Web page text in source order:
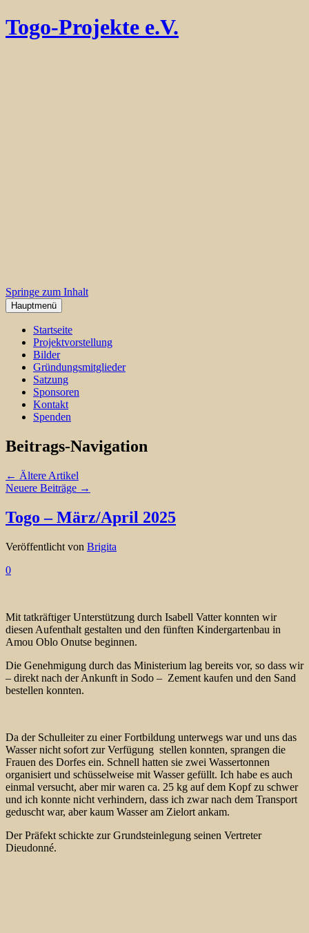
Togo-Projekte e.V.
Springe zum Inhalt
Hauptmenü
Startseite
Projektvorstellung
Bilder
Gründungsmitglieder
Satzung
Sponsoren
Kontakt
Spenden
Beitrags-Navigation
← Ältere Artikel
Neuere Beiträge →
Togo – März/April 2025
Veröffentlicht von Brigita
0
Mit tatkräftiger Unterstützung durch Isabell Vatter konnten wir
diesen Aufenthalt gestalten und den fünften Kindergartenbau in
Amou Oblo Onutse beginnen.
Die Genehmigung durch das Ministerium lag bereits vor, so dass wir
– direkt nach der Ankunft in Sodo – Zement kaufen und den Sand
bestellen konnten.
Da der Schulleiter zu einer Fortbildung unterwegs war und uns das
Wasser nicht sofort zur Verfügung stellen konnten, sprangen die
Frauen des Dorfes ein. Schnell hatten sie zwei Wassertonnen
organisiert und schüsselweise mit Wasser gefüllt. Ich habe es auch
einmal versucht, aber mir waren ca. 25 kg auf dem Kopf zu schwer
und ich konnte nicht verhindern, dass ich zwar nach dem Transport
geduscht war, aber kaum Wasser am Zielort ankam.
Der Präfekt schickte zur Grundsteinlegung seinen Vertreter
Dieudonné.